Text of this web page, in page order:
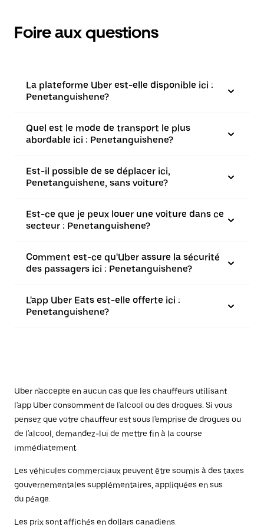
Foire aux questions
La plateforme Uber est-elle disponible ici :
Penetanguishene?
Quel est le mode de transport le plus
abordable ici : Penetanguishene?
Est-il possible de se déplacer ici,
Penetanguishene, sans voiture?
Est-ce que je peux louer une voiture dans ce
secteur : Penetanguishene?
Comment est-ce qu'Uber assure la sécurité
des passagers ici : Penetanguishene?
L'app Uber Eats est-elle offerte ici :
Penetanguishene?
Uber n'accepte en aucun cas que les chauffeurs utilisant
l'app Uber consomment de l'alcool ou des drogues. Si vous
pensez que votre chauffeur est sous l'emprise de drogues ou
de l'alcool, demandez-lui de mettre fin à la course
immédiatement.
Les véhicules commerciaux peuvent être soumis à des taxes
gouvernementales supplémentaires, appliquées en sus
du péage.
Les prix sont affichés en dollars canadiens.